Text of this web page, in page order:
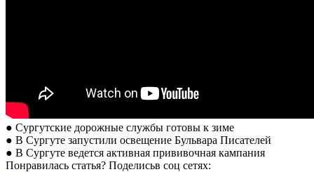
● Сургутские дорожные службы готовы к зиме
● В Сургуте запустили освещение Бульвара Писателей
● В Сургуте ведется активная прививочная кампания
Понравилась статья? Поделиcьв соц сетях: